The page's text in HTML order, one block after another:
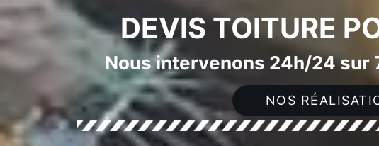
DEVIS TOITURE
Nous intervenons 24h/24 sur
NOS